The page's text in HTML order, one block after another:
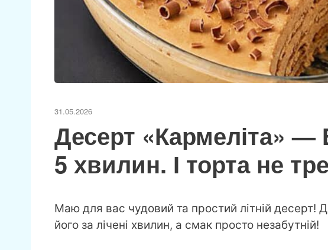
31.05.2026
Десерт «Кармеліта» —
5 хвилин. І торта не
Маю для вас чудовий та простий літній десерт!
його за лічені хвилин, а смак просто незабутній!